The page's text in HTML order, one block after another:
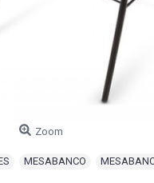
Zoom
MESABANCO